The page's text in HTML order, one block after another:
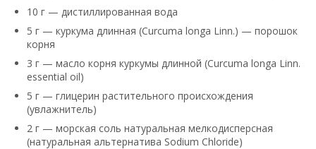
10 г — дистиллированная вода
5 г — куркума длинная (Curcuma longa Linn.) — порошок
корня
3 г — масло корня куркумы длинной (Curcuma longa Linn.
essential oil)
5 г — глицерин растительного происхождения
(увлажнитель)
2 г — морская соль натуральная мелкодисперсная
(натуральная альтернатива Sodium Chloride)